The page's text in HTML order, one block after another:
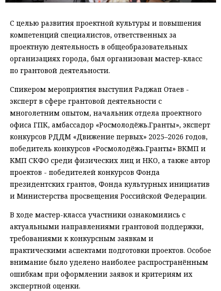
С целью развития проектной культуры и повышения
компетенций специалистов, ответственных за
проектную деятельность в общеобразовательных
организациях города, был организован мастер-класс
по грантовой деятельности.
Спикером мероприятия выступил Раджап Отаев -
эксперт в сфере грантовой деятельности с
многолетним опытом, начальник отдела проектного
офиса ГПК, амбассадор «Росмолодёжь.Гранты», эксперт
конкурсов РДДМ «Движение первых» 2025–2026 годов,
победитель конкурсов «Росмолодёжь.Гранты» ВКМП и
КМП СКФО среди физических лиц и НКО, а также автор
проектов - победителей конкурсов Фонда
президентских грантов, Фонда культурных инициатив
и Министерства просвещения Российской Федерации.
В ходе мастер-класса участники ознакомились с
актуальными направлениями грантовой поддержки,
требованиями к конкурсным заявкам и
практическими аспектами подготовки проектов. Особое
внимание было уделено наиболее распространённым
ошибкам при оформлении заявок и критериям их
экспертной оценки.